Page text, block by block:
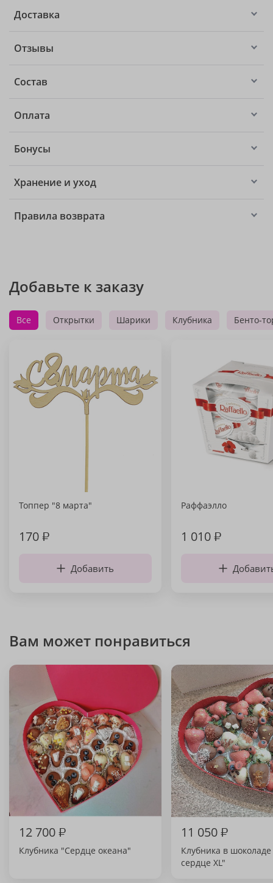
Доставка
Отзывы
Состав
Оплата
Бонусы
Хранение и уход
Правила возврата
Добавьте к заказу
Все Открытки Шарики Клубника Бенто-
Топпер "8 марта"
170₽
Добавить
Раффаэлло
1 010₽
Вам может понравиться
12 700₽
Клубника "Сердце океана"
11 050₽
Клубника в
сердце XL"